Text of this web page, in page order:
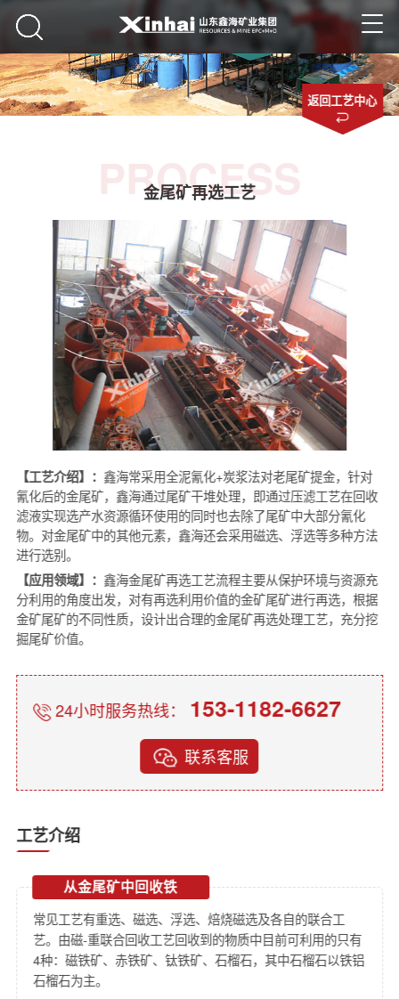
返回工艺中心
PROCESS
金尾矿再选工艺
【工艺介绍】： 鑫海常采用全泥氰化+炭浆法对老尾矿提金，针对
氰化后的金尾矿，鑫海通过尾矿干堆处理，即通过压滤工艺在回收
滤液实现选产水资源循环使用的同时也去除了尾矿中大部分氰化
物。对金尾矿中的其他元素，鑫海还会采用磁选、浮选等多种方法
进行选别。
【应用领域】： 鑫海金尾矿再选工艺流程主要从保护环境与资源充
分利用的角度出发，对有再选利用价值的金矿尾矿进行再选，根据
金矿尾矿的不同性质，设计出合理的金尾矿再选处理工艺，充分挖
掘尾矿价值。
24小时服务热线： 153-1182-6627
联系客服
工艺介绍
从金尾矿中回收铁
常见工艺有重选、磁选、浮选、焙烧磁选及各自的联合工
艺。由磁-重联合回收工艺回收到的物质中目前可利用的只有
4种：磁铁矿、赤铁矿、钛铁矿、石榴石，其中石榴石以铁铝
石榴石为主。